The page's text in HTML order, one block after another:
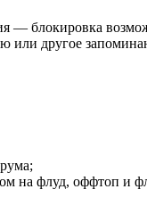
— блокировка
или другое
на флуд, оффтоп и